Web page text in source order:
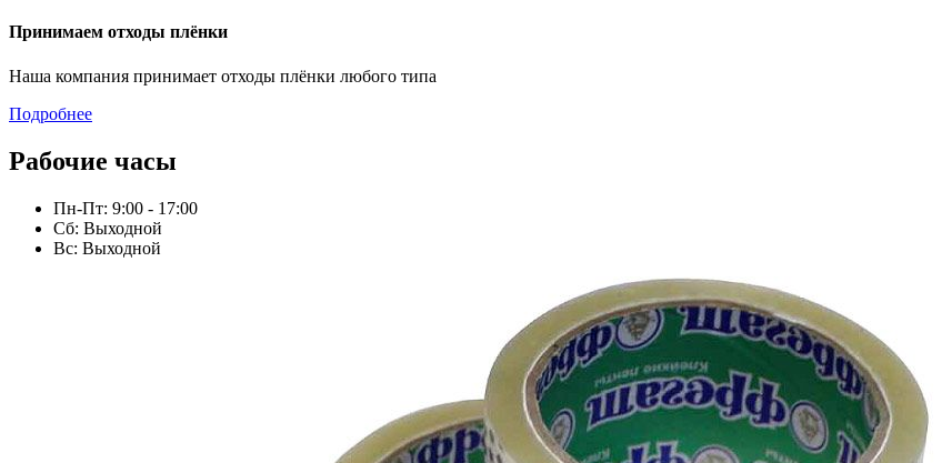
Принимаем отходы плёнки
Наша компания принимает отходы плёнки любого типа
Подробнее
Рабочие часы
Пн-Пт: 9:00 - 17:00
Сб: Выходной
Вс: Выходной